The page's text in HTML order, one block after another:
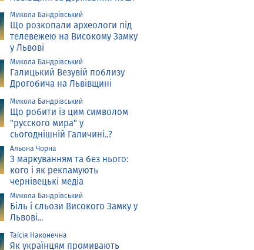
Микола Бандрівський
Що розкопали археологи під
телевежею на Високому Замку
у Львові
Микола Бандрівський
Галицький Везувій поблизу
Дрогобича на Львівщині
Микола Бандрівський
Що робити із цим символом
"русского мира" у
сьогоднішній Галичині..?
Альона Чорна
З маркуванням та без нього:
кого і як рекламують
чернівецькі медіа
Микола Бандрівський
Біль і сльози Високого Замку у
Львові...
Таїсія Наконечна
Як українцям промивають